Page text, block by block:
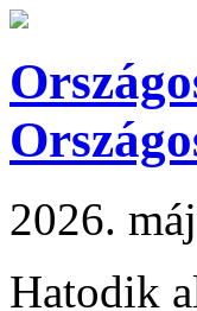
2026.
Hatodik